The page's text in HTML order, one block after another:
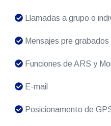
Llamadas a grupo o
Mensajes pre grabados
Funciones de ARS y
E-mail
Posicionamento de